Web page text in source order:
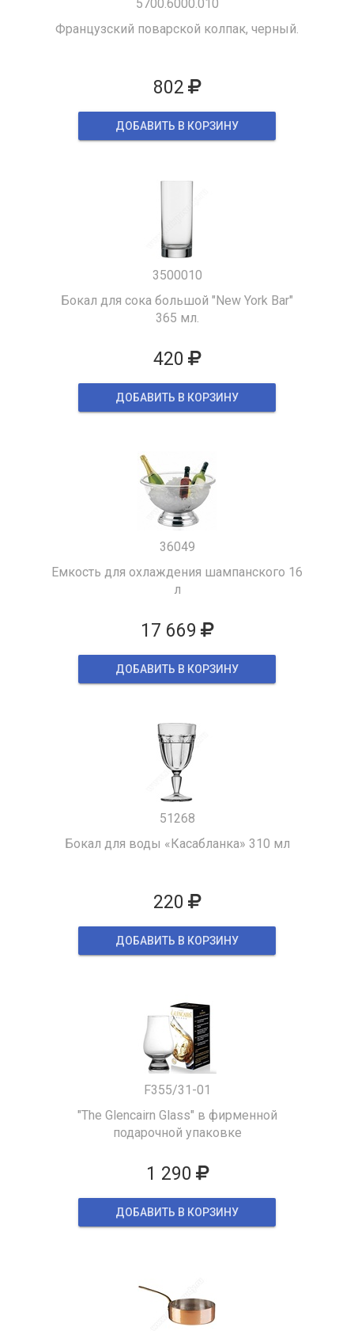
5700.6000.010
Французский поварской колпак, черный.
802
ДОБАВИТЬ В КОРЗИНУ
3500010
Бокал для сока большой "New York Bar"
365 мл.
420
ДОБАВИТЬ В КОРЗИНУ
36049
Емкость для охлаждения шампанского 16
л
17 669
ДОБАВИТЬ В КОРЗИНУ
51268
Бокал для воды «Касабланка» 310 мл
220
ДОБАВИТЬ В КОРЗИНУ
F355/31-01
"The Glencairn Glass" в фирменной
подарочной упаковке
1 290
ДОБАВИТЬ В КОРЗИНУ